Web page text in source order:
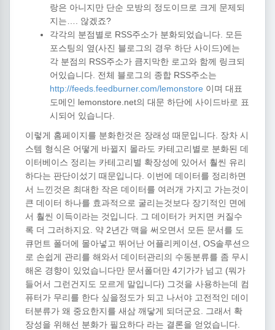
랑은 아니지만 단순 모방의 정도이므로 크게 문제되
지는…. 않겠죠?
각각의 분점별로 RSS주소가 분화되었습니다. 모든
포스팅의 옆(사진 블로그의 경우 하단 사이드)에는
각 분점의 RSS주소가 큼지막한 로고와 함께 링크되
어있습니다. 전체 블로그의 종합 RSS주소는
http://feeds.feedburner.com/lemonstore 이며 대표
도메인 lemonstore.net의 대문 하단에 사이드바로 표
시되어 있습니다.
이렇게 홈페이지를 분화한것은 장래성 때문입니다. 장차 시
스템 형식은 어떻게 바뀔지 몰라도 카테고리별로 분화된 데
이터베이스 정리는 카테고리별 확장성에 있어서 훨씬 유리
하다는 판단이섰기 때문입니다. 이번에 데이터를 정리하면
서 느낀것은 최대한 작은 데이터를 여러개 가지고 가는것이
큰 데이터 하나를 효과적으로 굴리는것보다 장기적인 면에
서 훨씬 이득이라는 것입니다. 그 데이터가 커지면 커질수
록 더 그러하지요. 약 2년간 맥을 써오면서 모든 문서를 도
큐먼트 폴더에 몰아넣고 뛰어난 어플리케이션, OS솔루션으
로 손쉽게 관리를 해와서 데이터관리의 수동분류를 좀 무시
해온 경향이 있었습니다만 문서폴더만 4기가가 넘고 (뭐가
들어서 그런건지도 모르게 말입니다) 그것을 사용하는데 컴
퓨터가 무리를 한다 싶을정도가 되고 나서야 고전적인 데이
터분류가 왜 중요한지를 새삼 깨닿게 되더군요. 그래서 확
장성을 위해선 분화가 필요하다 라는 결론을 얻었습니다.